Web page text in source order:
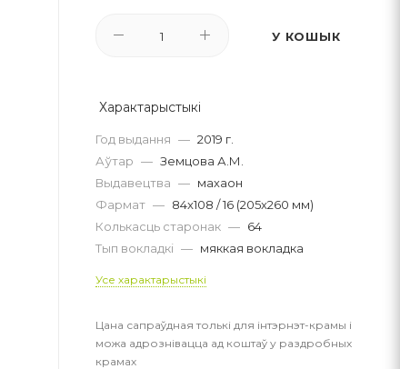
У КОШЫК
Характарыстыкі
Год выдання — 2019 г.
Аўтар — Земцова А.М.
Выдавецтва — махаон
Фармат — 84x108 / 16 (205x260 мм)
Колькасць старонак — 64
Тып вокладкі — мяккая вокладка
Усе характарыстыкі
Цана сапраўдная толькі для інтэрнэт-крамы і
можа адрознівацца ад коштаў у раздробных
крамах